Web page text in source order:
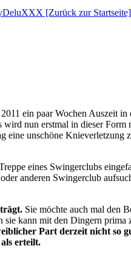
ein paar Wochen Auszeit
nun erstmal in dieser
unschöne Knieverletzung
eines Swingerclubs
anderen Swingerclub
Sie möchte auch mal den
sie kann mit den Dingern prima
Part derzeit nicht so
erteilt.